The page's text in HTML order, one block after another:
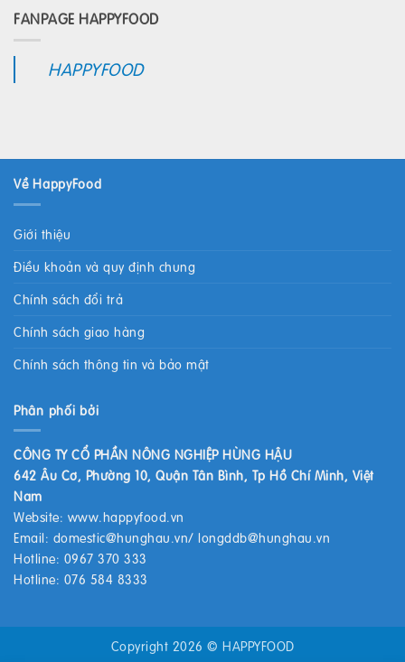
FANPAGE HAPPYFOOD
HAPPYFOOD
Về HappyFood
Giới thiệu
Điều khoản và quy định chung
Chính sách đổi trả
Chính sách giao hàng
Chính sách thông tin và bảo mật
Phân phối bởi
CÔNG TY CỔ PHẦN NÔNG NGHIỆP HÙNG HẬU
642 Âu Cơ, Phường 10, Quận Tân Bình, Tp Hồ Chí Minh, Việt
Nam
Website: www.happyfood.vn
Email: domestic@hunghau.vn/ longddb@hunghau.vn
Hotline: 0967 370 333
Hotline: 076 584 8333
Copyright 2026 © HAPPYFOOD